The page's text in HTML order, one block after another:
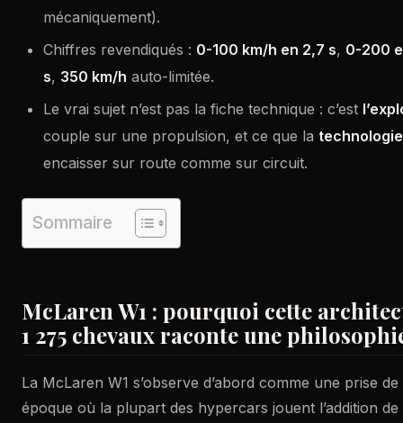
mécaniquement).
Chiffres revendiqués : 0-100 km/h en 2,7 s, 0-200
s, 350 km/h auto-limitée.
Le vrai sujet n’est pas la fiche technique : c’est
couple sur une propulsion, et ce que la technologie
encaisser sur route comme sur circuit.
Sommaire
McLaren W1 : pourquoi cette
1 275 chevaux raconte une
La McLaren W1 s’observe d’abord comme une prise
époque où la plupart des hypercars jouent l’addition